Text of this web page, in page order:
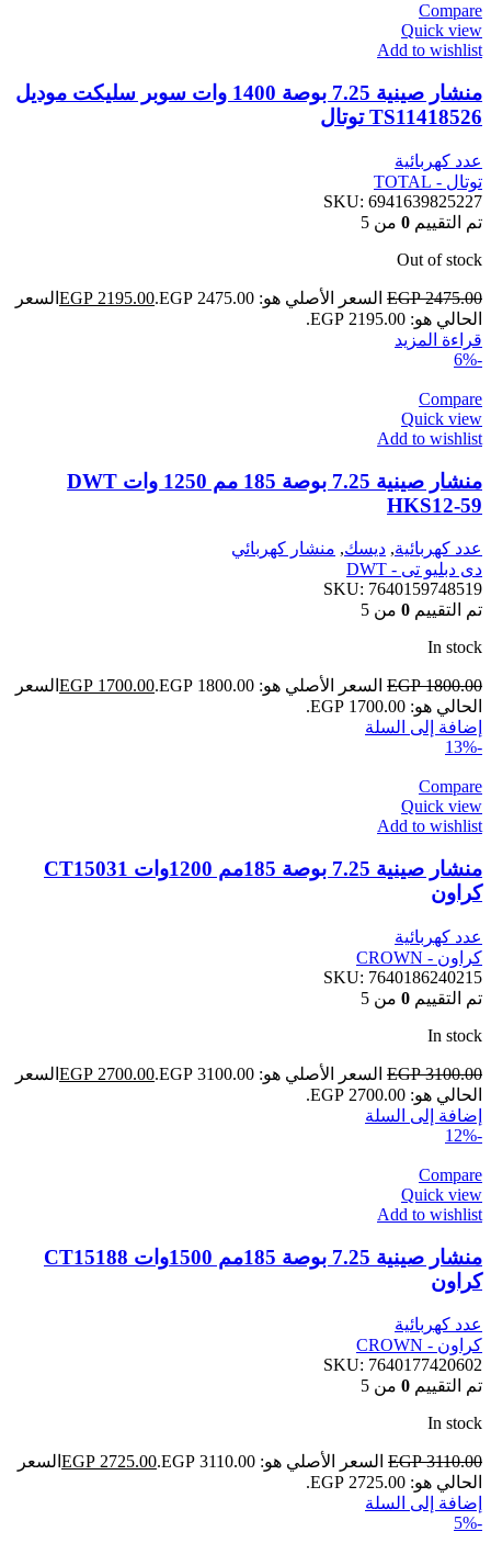
Compare
Quick view
Add to wishlist
منشار صينية 7.25 بوصة 1400 وات سوبر سليكت موديل
TS11418526 توتال
عدد كهربائية
توتال - TOTAL
SKU: 6941639825227
تم التقييم 0 من 5
Out of stock
EGP2475.00 السعر الأصلي هو: EGP 2475.00. EGP 2195.00
السعر
الحالي هو: EGP 2195.00.
قراءة المزيد
-6%
Compare
Quick view
Add to wishlist
منشار صينية 7.25 بوصة 185 مم 1250 وات DWT
HKS12-59
عدد كهربائية, ديسك, منشار كهربائي
دى دبليو تى - DWT
SKU: 7640159748519
تم التقييم 0 من 5
In stock
EGP1800.00 السعر الأصلي هو: EGP 1800.00. EGP 1700.00
السعر
الحالي هو: EGP 1700.00.
إضافة إلى السلة
-13%
Compare
Quick view
Add to wishlist
منشار صينية 7.25 بوصة 185مم 1200وات CT15031
كراون
عدد كهربائية
كراون - CROWN
SKU: 7640186240215
تم التقييم 0 من 5
In stock
EGP3100.00 السعر الأصلي هو: EGP 3100.00. EGP 2700.00
السعر
الحالي هو: EGP 2700.00.
إضافة إلى السلة
-12%
Compare
Quick view
Add to wishlist
منشار صينية 7.25 بوصة 185مم 1500وات CT15188
كراون
عدد كهربائية
كراون - CROWN
SKU: 7640177420602
تم التقييم 0 من 5
In stock
EGP3110.00 السعر الأصلي هو: EGP 3110.00. EGP 2725.00
السعر
الحالي هو: EGP 2725.00.
إضافة إلى السلة
-5%